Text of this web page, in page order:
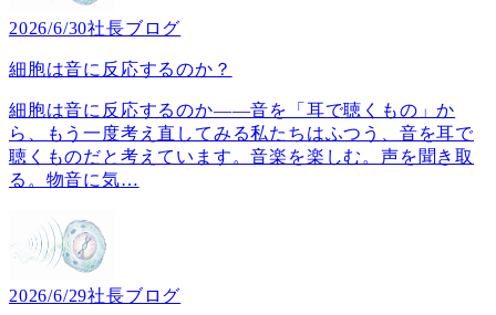
2026/6/30社長ブログ
細胞は音に反応するのか？
細胞は音に反応するのか――音を「耳で聴くもの」か
ら、もう一度考え直してみる私たちはふつう、音を耳で
聴くものだと考えています。音楽を楽しむ。声を聞き取
る。物音に気…
2026/6/29社長ブログ